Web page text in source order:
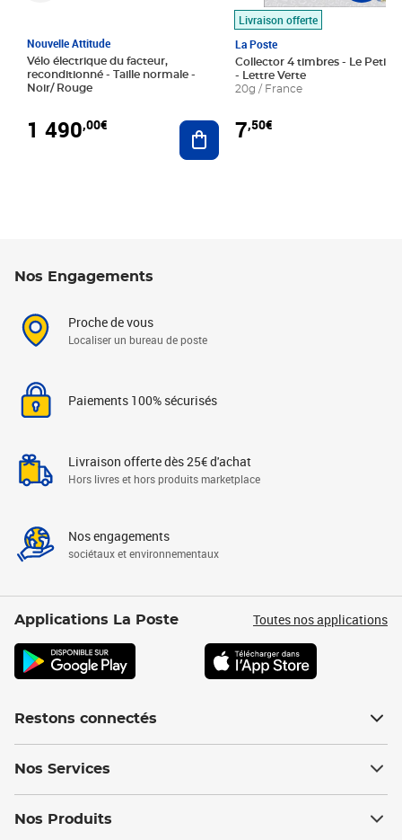
Nouvelle Attitude
Vélo électrique du facteur,
reconditionné - Taille normale -
Noir/ Rouge
1 490,00€ Ajouter au panier
Livraison offerte
La Poste
Collector 4 timbres - Le Petit
- Lettre Verte
20g / France
7,50€
Nos Engagements
Proche de vous
Localiser un bureau de poste
Paiements 100% sécurisés
Livraison offerte dès 25€ d'achat
Hors livres et hors produits marketplace
Nos engagements
sociétaux et environnementaux
Applications La Poste Toutes nos applications
Restons connectés
Nos Services
Nos Produits